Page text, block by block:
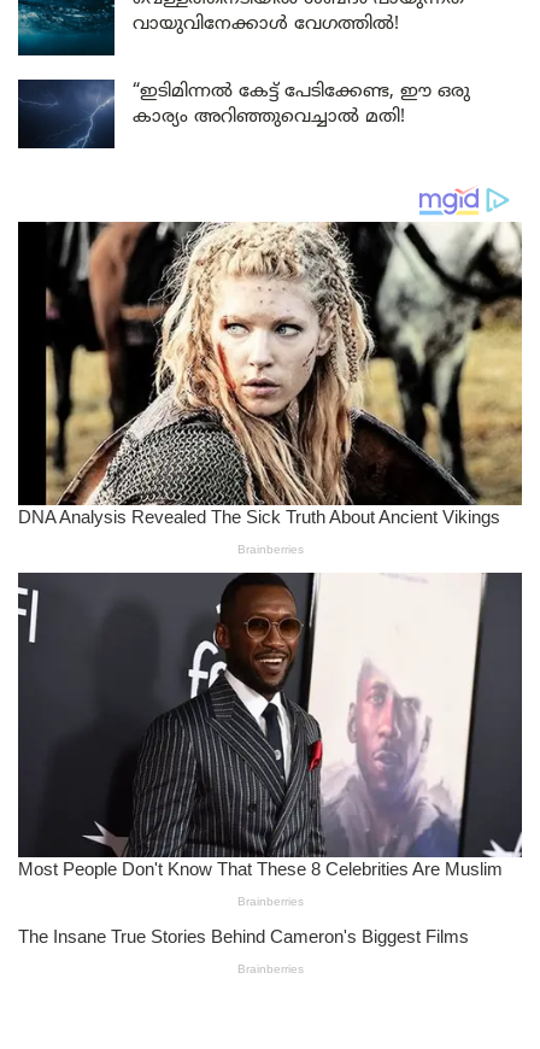
വായുവിനേക്കാൾ വേഗത്തിൽ!
“ഇടിമിന്നൽ കേട്ട് പേടിക്കേണ്ട, ഈ ഒരു
കാര്യം അറിഞ്ഞുവെച്ചാൽ മതി!